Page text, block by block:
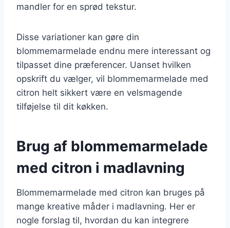
mandler for en sprød tekstur.
Disse variationer kan gøre din
blommemarmelade endnu mere interessant og
tilpasset dine præferencer. Uanset hvilken
opskrift du vælger, vil blommemarmelade med
citron helt sikkert være en velsmagende
tilføjelse til dit køkken.
Brug af blommemarmelade
med citron i madlavning
Blommemarmelade med citron kan bruges på
mange kreative måder i madlavning. Her er
nogle forslag til, hvordan du kan integrere